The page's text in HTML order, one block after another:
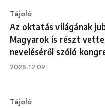
Category
Tájoló
Az oktatás világának
Magyarok is részt
neveléséről szóló
Published
2025.12.09.
Category
Tájoló